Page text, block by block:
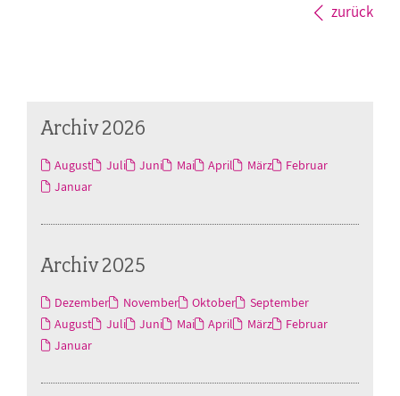
zurück
Archiv 2026
August Juli Juni Mai April März
Februar
Januar
Archiv 2025
Dezember November Oktober
September
August
Juli Juni Mai April März
Februar
Januar